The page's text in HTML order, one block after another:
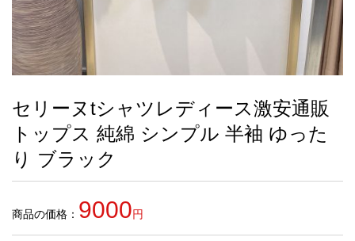
最
新
製
品
お
す
め
商
セリーヌtシャツレディース激安通販
トップス 純綿 シンプル 半袖 ゆった
り ブラック
商品の価格： 9000円